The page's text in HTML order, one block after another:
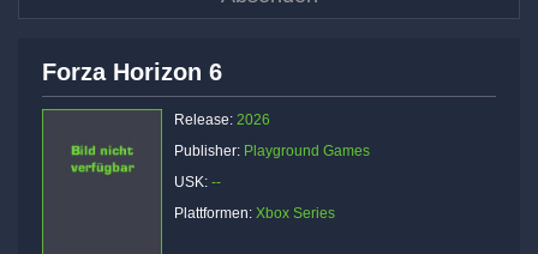
Forza Horizon 6
Release: 2026
Publisher: Playground Games
USK: --
Plattformen: Xbox Series